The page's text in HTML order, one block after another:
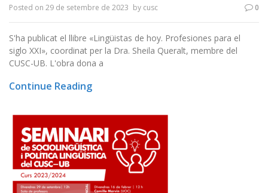
Posted on 29 de setembre de 2023 by cusc 0
S'ha publicat el llibre «Lingüistas de hoy. Profesiones para el
siglo XXI», coordinat per la Dra. Sheila Queralt, membre del
CUSC-UB. L'obra dona a
Continue Reading